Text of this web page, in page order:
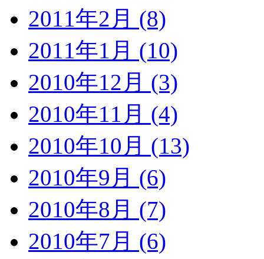
2011年2月 (8)
2011年1月 (10)
2010年12月 (3)
2010年11月 (4)
2010年10月 (13)
2010年9月 (6)
2010年8月 (7)
2010年7月 (6)